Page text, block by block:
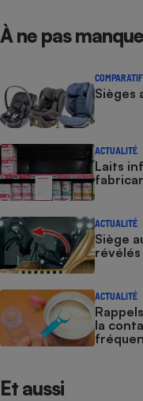
À ne pas
COMPARATIF
Sièges
ACTUALITÉ
Laits
ACTUALITÉ
Siège
ACTUALITÉ
la
Et aussi